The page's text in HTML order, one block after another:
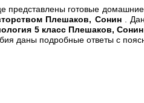
представлены готовые
Плешаков, Сонин
.
5 класс Плешаков,
даны подробные ответы с